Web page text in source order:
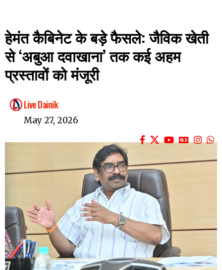
हेमंत कैबिनेट के बड़े फैसले: जैविक खेती
से ‘अबुआ दवाखाना’ तक कई अहम
प्रस्तावों को मंजूरी
Live Dainik
May 27, 2026